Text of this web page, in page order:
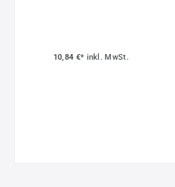
10,84 €* inkl. MwSt.